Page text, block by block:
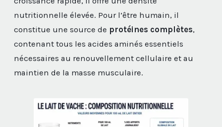
nutritionnelle élevée. Pour l’être humain, il
constitue une source de protéines complètes,
contenant tous les acides aminés essentiels
nécessaires au renouvellement cellulaire et au
maintien de la masse musculaire.